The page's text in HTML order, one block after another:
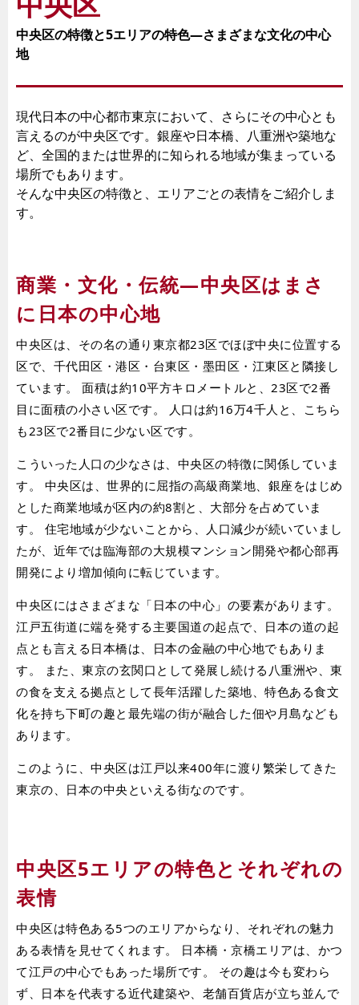
中央区の特徴と5エリアの特色―さまざまな文化の中心
地
現代日本の中心都市東京において、さらにその中心とも
言えるのが中央区です。銀座や日本橋、八重洲や築地な
ど、全国的または世界的に知られる地域が集まっている
場所でもあります。
そんな中央区の特徴と、エリアごとの表情をご紹介しま
す。
商業・文化・伝統―中央区はまさ
に日本の中心地
中央区は、その名の通り東京都23区でほぼ中央に位置する
区で、千代田区・港区・台東区・墨田区・江東区と隣接し
ています。 面積は約10平方キロメートルと、23区で2番
目に面積の小さい区です。 人口は約16万4千人と、こちら
も23区で2番目に少ない区です。
こういった人口の少なさは、中央区の特徴に関係していま
す。 中央区は、世界的に屈指の高級商業地、銀座をはじめ
とした商業地域が区内の約8割と、大部分を占めていま
す。 住宅地域が少ないことから、人口減少が続いていまし
たが、近年では臨海部の大規模マンション開発や都心部再
開発により増加傾向に転じています。
中央区にはさまざまな「日本の中心」の要素があります。
江戸五街道に端を発する主要国道の起点で、日本の道の起
点とも言える日本橋は、日本の金融の中心地でもありま
す。 また、東京の玄関口として発展し続ける八重洲や、東
の食を支える拠点として長年活躍した築地、特色ある食文
化を持ち下町の趣と最先端の街が融合した佃や月島なども
あります。
このように、中央区は江戸以来400年に渡り繁栄してきた
東京の、日本の中央といえる街なのです。
中央区5エリアの特色とそれぞれの
表情
中央区は特色ある5つのエリアからなり、それぞれの魅力
ある表情を見せてくれます。 日本橋・京橋エリアは、かつ
て江戸の中心でもあった場所です。 その趣は今も変わら
ず、日本を代表する近代建築や、老舗百貨店が立ち並んで